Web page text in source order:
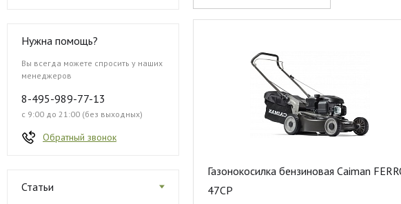
Нужна помощь?
Вы всегда можете спросить у наших
менеджеров
8-495-989-77-13
с 9:00 до 21:00 (без выходных)
Обратный звонок
Статьи
Газонокосилка бензиновая Caiman
47CP